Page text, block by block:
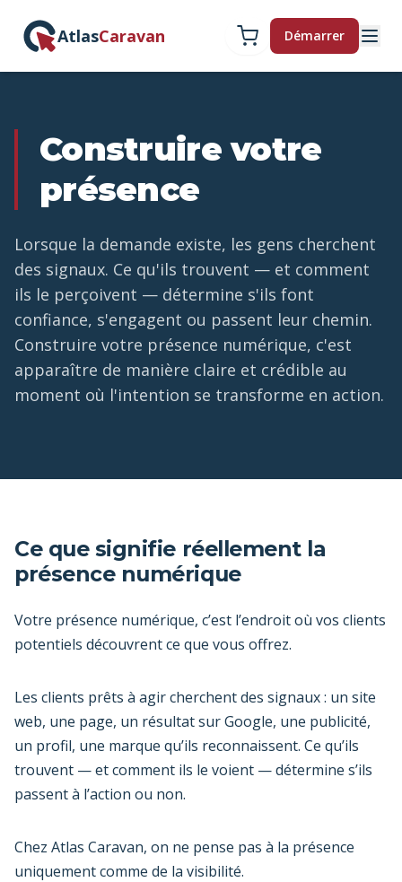
AtlasCaravan Démarrer
Construire votre
présence
Lorsque la demande existe, les gens cherchent
des signaux. Ce qu'ils trouvent — et comment
ils le perçoivent — détermine s'ils font
confiance, s'engagent ou passent leur chemin.
Construire votre présence numérique, c'est
apparaître de manière claire et crédible au
moment où l'intention se transforme en action.
Ce que signifie réellement la
présence numérique
Votre présence numérique, c’est l’endroit où vos clients
potentiels découvrent ce que vous offrez.
Les clients prêts à agir cherchent des signaux : un site
web, une page, un résultat sur Google, une publicité,
un profil, une marque qu’ils reconnaissent. Ce qu’ils
trouvent — et comment ils le voient — détermine s’ils
passent à l’action ou non.
Chez Atlas Caravan, on ne pense pas à la présence
uniquement comme de la visibilité.